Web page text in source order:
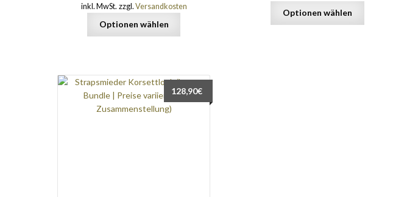
inkl. MwSt. zzgl. Versandkosten
Optionen wählen
Optionen wählen
128,90€